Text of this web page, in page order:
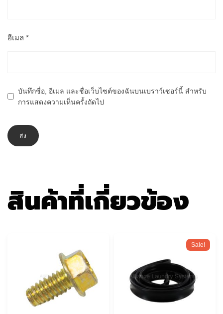
อีเมล *
บันทึกชื่อ, อีเมล และชื่อเว็บไซต์ของฉันบนเบราว์เซอร์นี้ สำหรับ
การแสดงความเห็นครั้งถัดไป
สินค้าที่เกี่ยวข้อง
Sale!